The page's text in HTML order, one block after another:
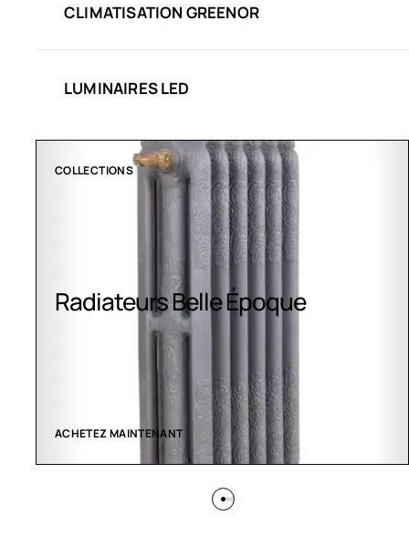
CLIMATISATION GREENOR
LUMINAIRES LED
COLLECTIONS
Radiateurs Belle Époque
ACHETEZ MAINTENANT